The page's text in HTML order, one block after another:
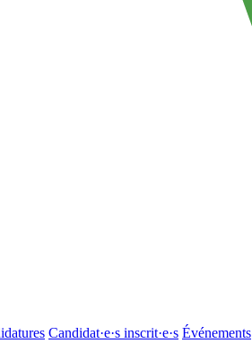
Candidat·e·s inscrit·e·s Événements